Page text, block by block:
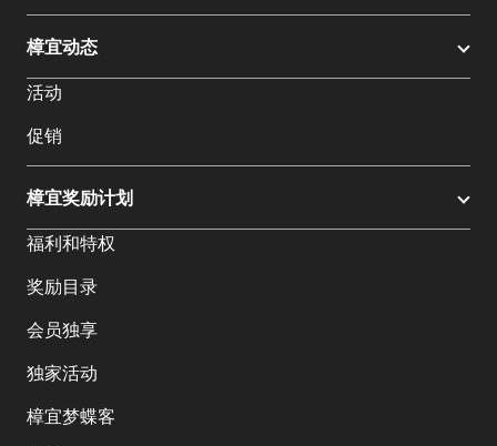
樟宜动态
活动
促销
樟宜奖励计划
福利和特权
奖励目录
会员独享
独家活动
樟宜梦蝶客